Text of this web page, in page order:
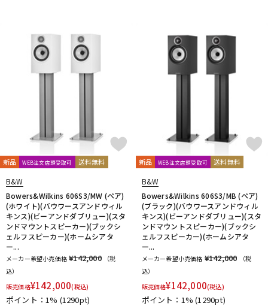
新品 WEB注文店頭受取可 送料無料
B&W
Bowers&Wilkins 606S3/MW (ペア)
(ホワイト)(バウワースアンドウィル
キンス)(ビーアンドダブリュー)(スタ
ンドマウントスピーカー)(ブックシ
ェルフスピーカー)(ホームシアタ
ー...
メーカー希望小売価格 ¥142,000
（税
込）
販売価格¥142,000(税込)
ポイント：1% (1290pt)
新品 WEB注文店頭受取可 送料無料
B&W
Bowers&Wilkins 606S3/MB (ペア)
(ブラック)(バウワースアンドウィル
キンス)(ビーアンドダブリュー)(スタ
ンドマウントスピーカー)(ブックシ
ェルフスピーカー)(ホームシアタ
ー...
メーカー希望小売価格 ¥142,000
（税
込）
販売価格¥142,000(税込)
ポイント：1%(1290pt)